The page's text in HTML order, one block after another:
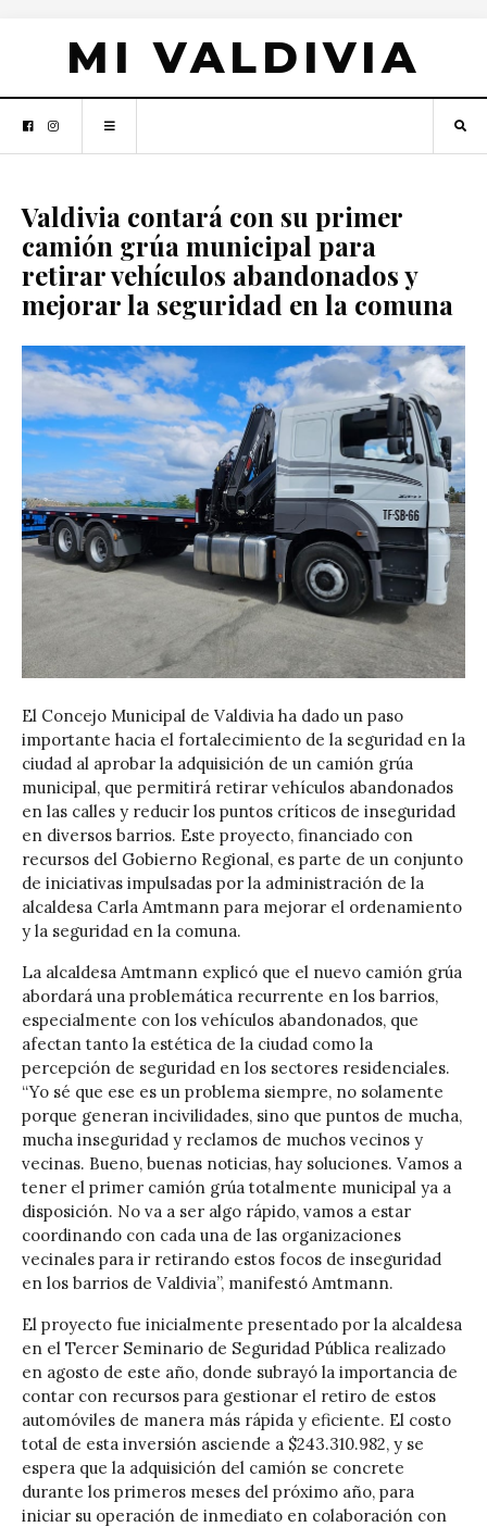
MI VALDIVIA
Valdivia contará con su primer
camión grúa municipal para
retirar vehículos abandonados y
mejorar la seguridad en la comuna
El Concejo Municipal de Valdivia ha dado un paso
importante hacia el fortalecimiento de la seguridad en la
ciudad al aprobar la adquisición de un camión grúa
municipal, que permitirá retirar vehículos abandonados
en las calles y reducir los puntos críticos de inseguridad
en diversos barrios. Este proyecto, financiado con
recursos del Gobierno Regional, es parte de un conjunto
de iniciativas impulsadas por la administración de la
alcaldesa Carla Amtmann para mejorar el ordenamiento
y la seguridad en la comuna.
La alcaldesa Amtmann explicó que el nuevo camión grúa
abordará una problemática recurrente en los barrios,
especialmente con los vehículos abandonados, que
afectan tanto la estética de la ciudad como la
percepción de seguridad en los sectores residenciales.
“Yo sé que ese es un problema siempre, no solamente
porque generan incivilidades, sino que puntos de mucha,
mucha inseguridad y reclamos de muchos vecinos y
vecinas. Bueno, buenas noticias, hay soluciones. Vamos a
tener el primer camión grúa totalmente municipal ya a
disposición. No va a ser algo rápido, vamos a estar
coordinando con cada una de las organizaciones
vecinales para ir retirando estos focos de inseguridad
en los barrios de Valdivia”, manifestó Amtmann.
El proyecto fue inicialmente presentado por la alcaldesa
en el Tercer Seminario de Seguridad Pública realizado
en agosto de este año, donde subrayó la importancia de
contar con recursos para gestionar el retiro de estos
automóviles de manera más rápida y eficiente. El costo
total de esta inversión asciende a $243.310.982, y se
espera que la adquisición del camión se concrete
durante los primeros meses del próximo año, para
iniciar su operación de inmediato en colaboración con